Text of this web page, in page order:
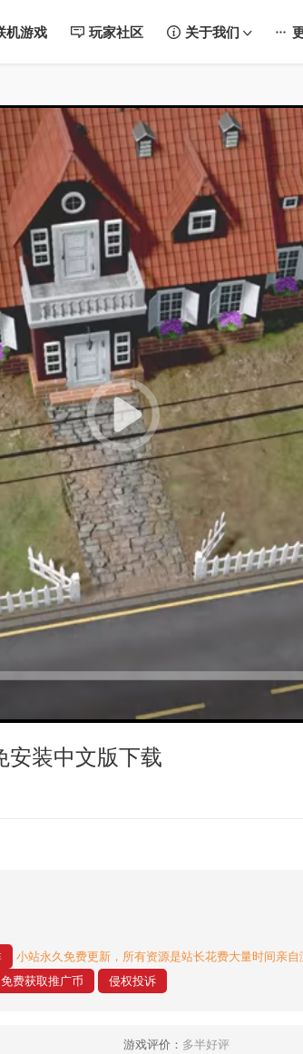
机游戏 玩家社区 关于我们
装中文版下载
小站永久免费更新，所有资源是站长花费大量时间亲
免费获取推广币 侵权投诉
游戏评价： 多半好评